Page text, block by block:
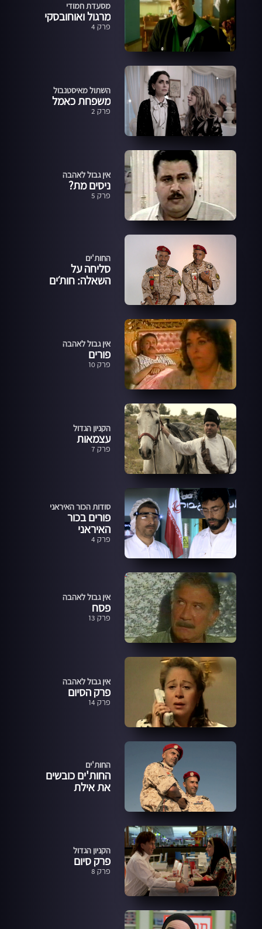
מסעדת חמודי
מרגול ואוחובסקי
פרק 4
השתול מאיסטנבול
משפחת כאמל
פרק 2
אין גבול לאהבה
ניסים מת?
פרק 5
החות'ים
סליחה על
השאלה: חות׳ים
אין גבול לאהבה
פורים
פרק 10
הקניון הגדול
עצמאות
פרק 7
סודות הכור האיראני
פורים בכור
האיראני
פרק 4
אין גבול לאהבה
פסח
פרק 13
אין גבול לאהבה
פרק הסיום
פרק 14
החות'ים
החות'ים כובשים
את אילת
הקניון הגדול
פרק סיום
פרק 8